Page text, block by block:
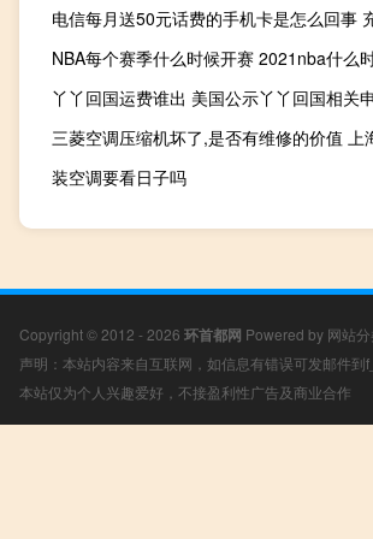
电信每月送50元话费的手机卡是怎么回事
NBA每个赛季什么时候开赛 2021nba什么
丫丫回国运费谁出 美国公示丫丫回国相关
三菱空调压缩机坏了,是否有维修的价值 上
装空调要看日子吗
Copyright © 2012 - 2026 环首都网 Powered by 网站
声明：本站内容来自互联网，如信息有错误可发邮件
本站仅为个人兴趣爱好，不接盈利性广告及商业合作